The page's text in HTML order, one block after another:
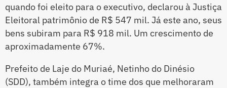
quando foi eleito para o executivo, declarou à Justiça
Eleitoral patrimônio de R$ 547 mil. Já este ano, seus
bens subiram para R$ 918 mil. Um crescimento de
aproximadamente 67%.
Prefeito de Laje do Muriaé, Netinho do Dinésio
(SDD), também integra o time dos que melhoraram